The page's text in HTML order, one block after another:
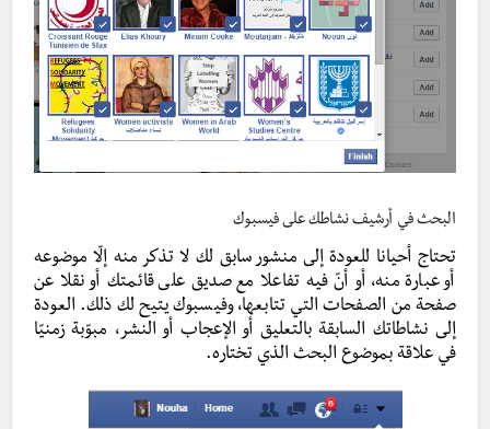
البحث في أرشيف نشاطك على فيسبوك
تحتاج أحيانا للعودة إلى منشور سابق لك لا تذكر منه إلّا موضوعه
أو عبارة منه، أو أنّ فيه تفاعلا مع صديق على قائمتك أو نقلا عن
صفحة من الصفحات التي تتابعها، وفيسبوك يتيح لك ذلك. العودة
إلى نشاطاتك السابقة بالتعليق أو الإعجاب أو النشر، مبوّبة زمنيّا
في علاقة بموضوع البحث الذي تختاره.